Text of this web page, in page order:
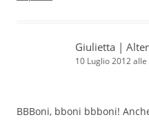
Giulietta |
10 Luglio 2012
BBBoni, bboni bbboni!